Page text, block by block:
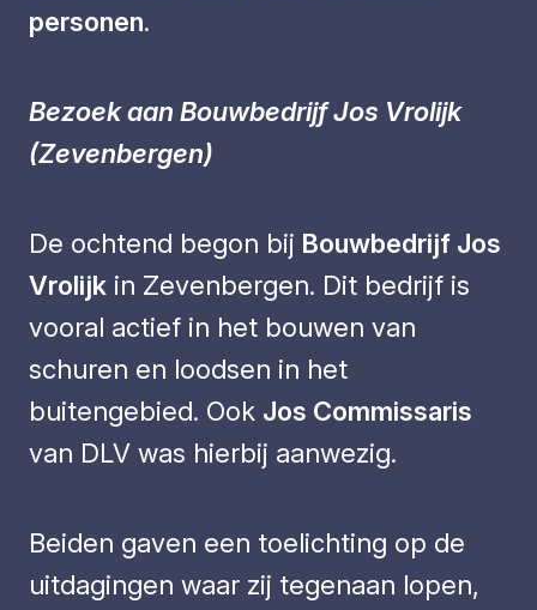
personen.
Bezoek aan Bouwbedrijf Jos Vrolijk
(Zevenbergen)
De ochtend begon bij Bouwbedrijf Jos
Vrolijk in Zevenbergen. Dit bedrijf is
vooral actief in het bouwen van
schuren en loodsen in het
buitengebied. Ook Jos Commissaris
van DLV was hierbij aanwezig.
Beiden gaven een toelichting op de
uitdagingen waar zij tegenaan lopen,